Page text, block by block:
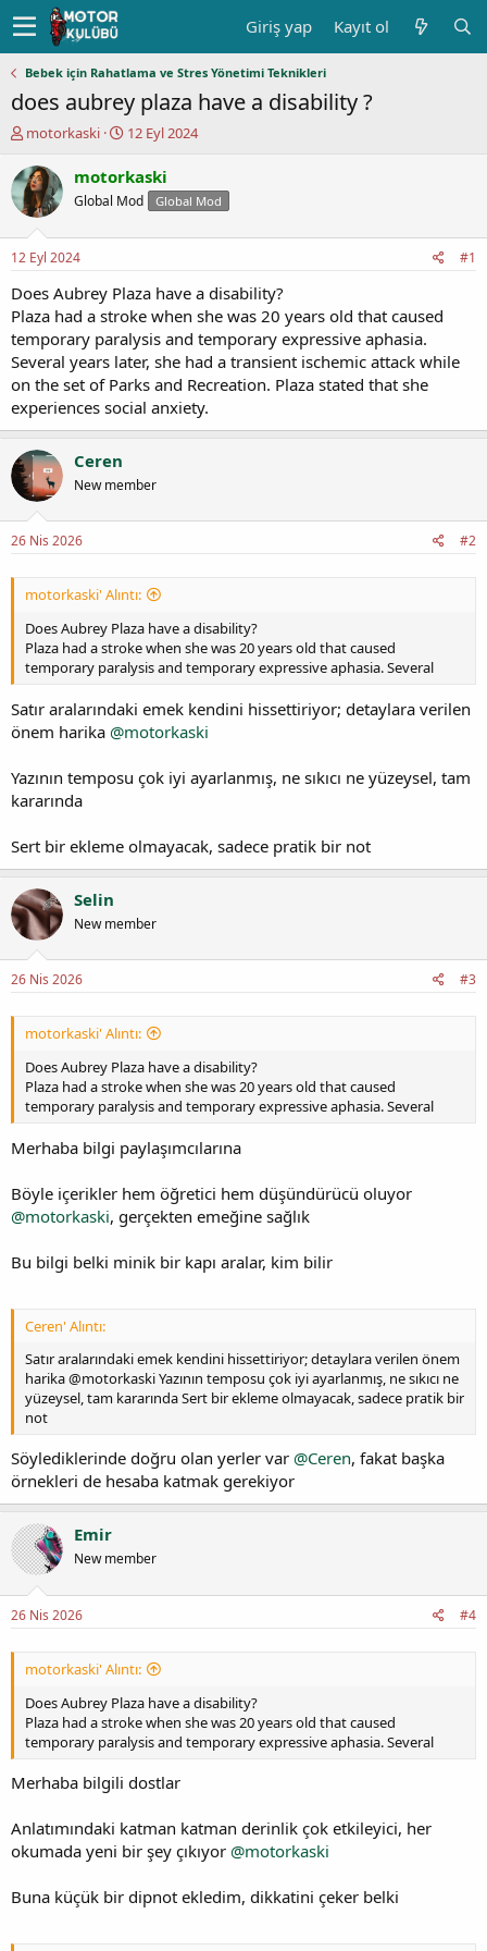
Giriş yap Kayıt ol
Bebek için Rahatlama ve Stres Yönetimi Teknikleri
does aubrey plaza have a disability ?
K
n
u
y
b
a
ş
a
t
a
n
motorkaski
B
ş
a
ç
t
a
r
i
h
i
12 Eyl 2024
motorkaski
Global Mod Global Mod
12 Eyl 2024 #1
Does Aubrey Plaza have a disability?
Plaza had a stroke when she was 20 years old that caused
temporary paralysis and temporary expressive aphasia.
Several years later, she had a transient ischemic attack while
on the set of Parks and Recreation. Plaza stated that she
experiences social anxiety.
Ceren
New member
26 Nis 2026 #2
motorkaski' Alıntı:
Does Aubrey Plaza have a disability?
Plaza had a stroke when she was 20 years old that caused
temporary paralysis and temporary expressive aphasia. Several
Satır aralarındaki emek kendini hissettiriyor; detaylara verilen
önem harika @motorkaski
Yazının temposu çok iyi ayarlanmış, ne sıkıcı ne yüzeysel, tam
kararında
Sert bir ekleme olmayacak, sadece pratik bir not
Selin
New member
26 Nis 2026 #3
motorkaski' Alıntı:
Does Aubrey Plaza have a disability?
Plaza had a stroke when she was 20 years old that caused
temporary paralysis and temporary expressive aphasia. Several
Merhaba bilgi paylaşımcılarına
Böyle içerikler hem öğretici hem düşündürücü oluyor
@motorkaski, gerçekten emeğine sağlık
Bu bilgi belki minik bir kapı aralar, kim bilir
Ceren' Alıntı:
Satır aralarındaki emek kendini hissettiriyor; detaylara verilen önem
harika @motorkaski Yazının temposu çok iyi ayarlanmış, ne sıkıcı ne
yüzeysel, tam kararında Sert bir ekleme olmayacak, sadece pratik bir
not
Söylediklerinde doğru olan yerler var @Ceren, fakat başka
örnekleri de hesaba katmak gerekiyor
Emir
New member
26 Nis 2026 #4
motorkaski' Alıntı:
Does Aubrey Plaza have a disability?
Plaza had a stroke when she was 20 years old that caused
temporary paralysis and temporary expressive aphasia. Several
Merhaba bilgili dostlar
Anlatımındaki katman katman derinlik çok etkileyici, her
okumada yeni bir şey çıkıyor @motorkaski
Buna küçük bir dipnot ekledim, dikkatini çeker belki